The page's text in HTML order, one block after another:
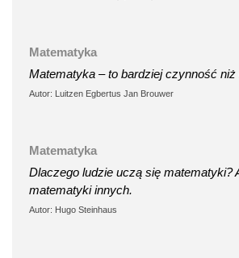
Matematyka
Matematyka – to bardziej czynność niż
Autor: Luitzen Egbertus Jan Brouwer
Matematyka
Dlaczego ludzie uczą się matematyki?
matematyki innych.
Autor: Hugo Steinhaus